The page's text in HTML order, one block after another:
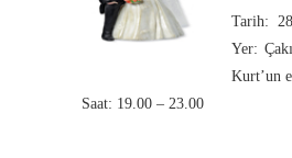
Tarih:
Yer:
Kurt’un
Saat: 19.00 – 23.00